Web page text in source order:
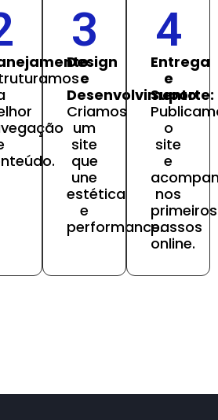
3
Design
e
Desenvolvimento:
Criamos
um
site
que
une
estética
e
performance.
4
Entrega
e
Suporte:
o
site
e
nos
primeiros
passos
online.